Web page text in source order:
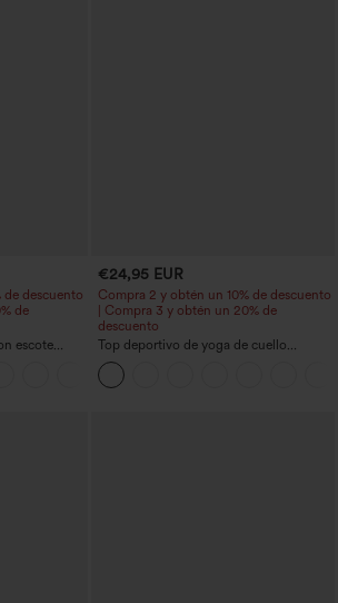
de descuento
de
escote
-
€24,95 EUR
Compra 2 y obtén un 10% de descuento
| Compra 3 y obtén un 20% de
descuento
Top deportivo de yoga de cuello
redondo y manga corta, con fruncidos y
tacto fresco - UPF50+